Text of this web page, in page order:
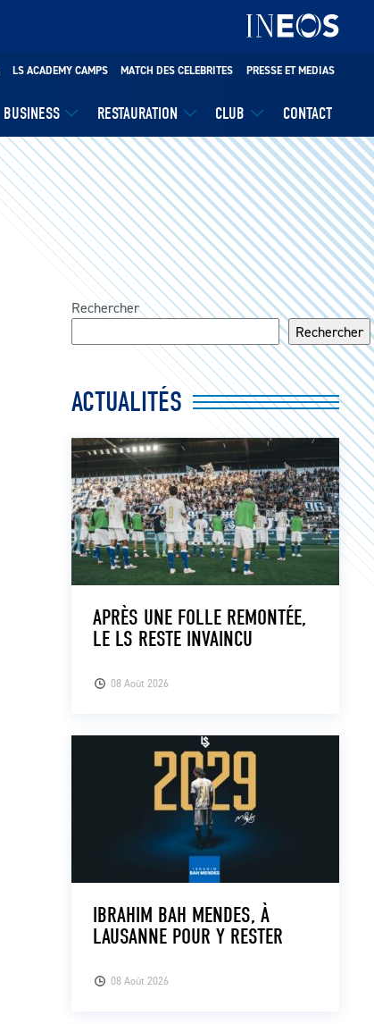
BUSINESS RESTAURATION CLUB CONTACT
LS ACADEMY CAMPS MATCH DES CELEBRITES PRESSE ET MEDIAS
Rechercher
Rechercher
ACTUALITÉS
08 Août 2026
APRÈS UNE FOLLE REMONTÉE,
LE LS RESTE INVAINCU
08 Août 2026
IBRAHIM BAH MENDES, À
LAUSANNE POUR Y RESTER